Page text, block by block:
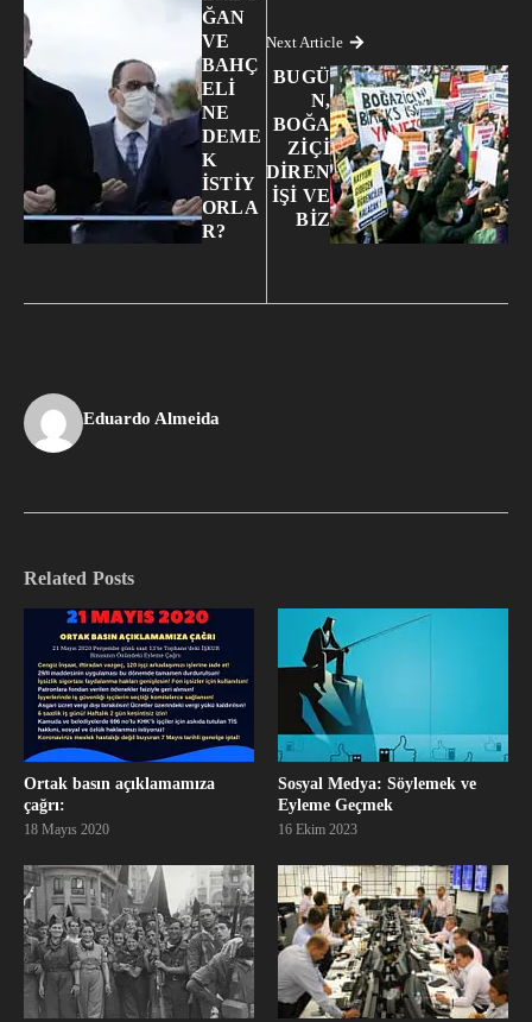
ĞAN
VE
BAHÇ
ELİ
NE
DEME
K
İSTİY
ORLA
R?
Next Article
BUGÜ
N,
BOĞA
ZİÇİ
DİREN
İŞİ VE
BİZ
Eduardo Almeida
Related Posts
Ortak basın açıklamamıza
çağrı:
18 Mayıs 2020
Sosyal Medya: Söylemek ve
Eyleme Geçmek
16 Ekim 2023